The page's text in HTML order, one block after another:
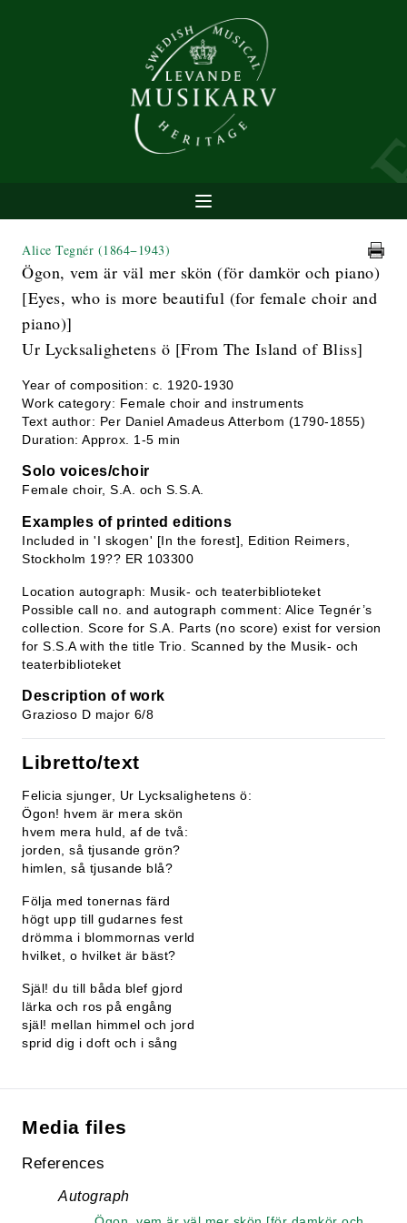
Alice Tegnér (1864−1943)
Ögon, vem är väl mer skön (för damkör och piano)
[Eyes, who is more beautiful (for female choir and
piano)]
Ur Lycksalighetens ö [From The Island of Bliss]
Year of composition: c. 1920-1930
Work category: Female choir and instruments
Text author: Per Daniel Amadeus Atterbom (1790-1855)
Duration: Approx. 1-5 min
Solo voices/choir
Female choir, S.A. och S.S.A.
Examples of printed editions
Included in 'I skogen' [In the forest], Edition Reimers,
Stockholm 19?? ER 103300
Location autograph: Musik- och teaterbiblioteket
Possible call no. and autograph comment: Alice Tegnér’s
collection. Score for S.A. Parts (no score) exist for version
for S.S.A with the title Trio. Scanned by the Musik- och
teaterbiblioteket
Description of work
Grazioso D major 6/8
Libretto/text
Felicia sjunger, Ur Lycksalighetens ö:
Ögon! hvem är mera skön
hvem mera huld, af de två:
jorden, så tjusande grön?
himlen, så tjusande blå?
Följa med tonernas färd
högt upp till gudarnes fest
drömma i blommornas verld
hvilket, o hvilket är bäst?
Själ! du till båda blef gjord
lärka och ros på engång
själ! mellan himmel och jord
sprid dig i doft och i sång
Media files
References
Autograph